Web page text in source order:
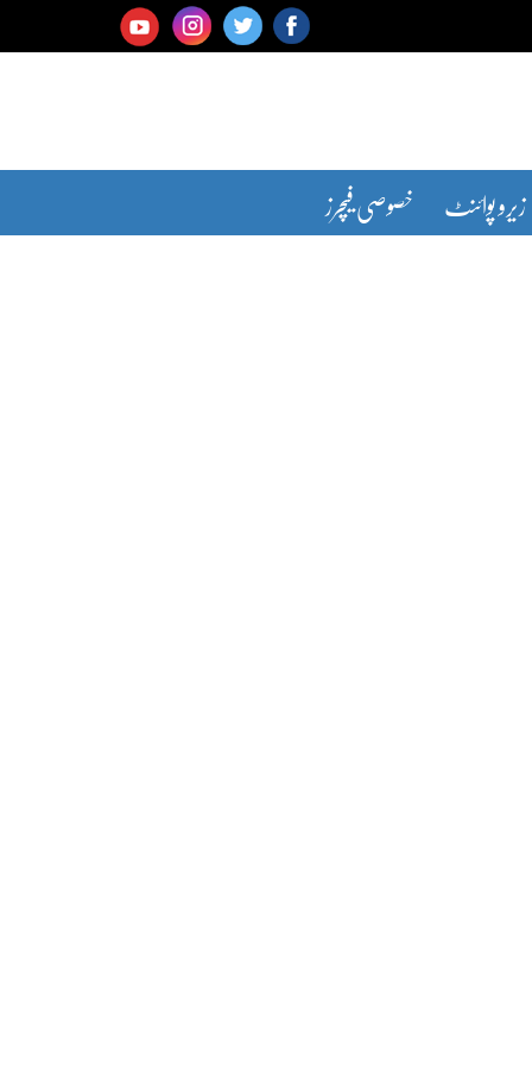
زیرو پوائنٹ خصوصی فیچرز